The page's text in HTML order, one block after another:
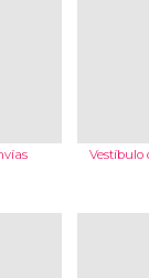
Vestíbulo